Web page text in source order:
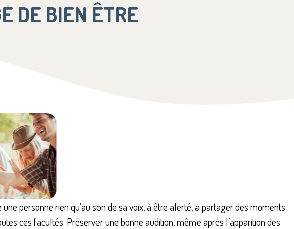
DE BIEN ÊTRE
personne rien qu’au son de sa voix, à être alerté, à partager des moments
ces facultés. Préserver une bonne audition, même après l’apparition des